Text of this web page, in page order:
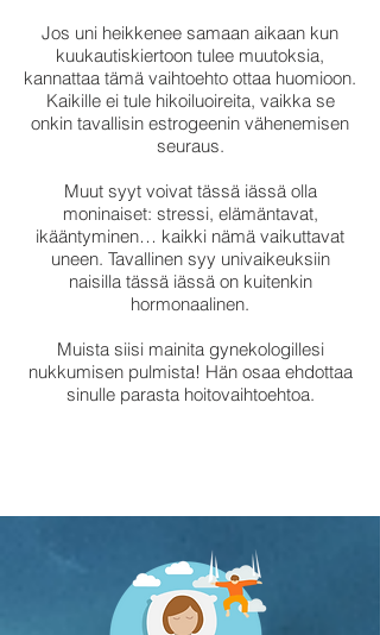
Jos uni heikkenee samaan aikaan kun
kuukautiskiertoon tulee muutoksia,
kannattaa tämä vaihtoehto ottaa huomioon.
Kaikille ei tule hikoiluoireita, vaikka se
onkin tavallisin estrogeenin vähenemisen
seuraus.
Muut syyt voivat tässä iässä olla
moninaiset: stressi, elämäntavat,
ikääntyminen… kaikki nämä vaikuttavat
uneen. Tavallinen syy univaikeuksiin
naisilla tässä iässä on kuitenkin
hormonaalinen.
Muista siisi mainita gynekologillesi
nukkumisen pulmista! Hän osaa ehdottaa
sinulle parasta hoitovaihtoehtoa.